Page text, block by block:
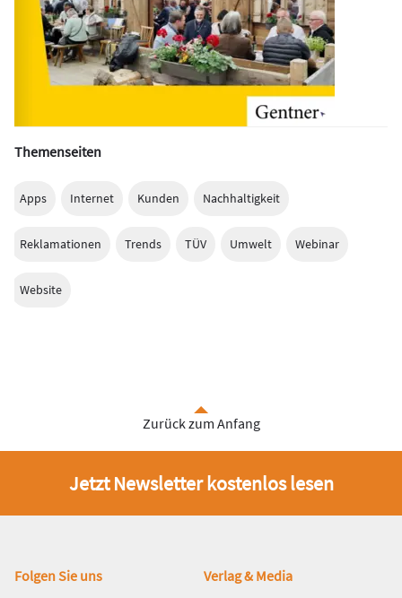
Themenseiten
Apps Internet Kunden Nachhaltigkeit
Reklamationen Trends TÜV Umwelt Webinar
Website
Zurück zum Anfang
Jetzt Newsletter kostenlos lesen
Fußbereich
Folgen Sie uns Verlag & Media